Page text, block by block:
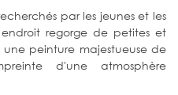
par les jeunes et les
regorge de petites et
peinture majestueuse de
d'une atmosphère